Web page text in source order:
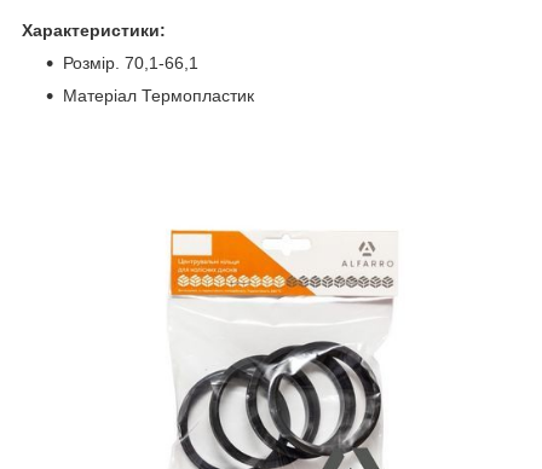
Характеристики:
Розмір. 70,1-66,1
Матеріал Термопластик